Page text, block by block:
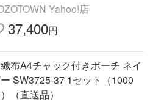
Yahoo!店
37,400円
布A4チャック付きポーチ ネイ
SW3725-37 1セット（1000
（直送品）